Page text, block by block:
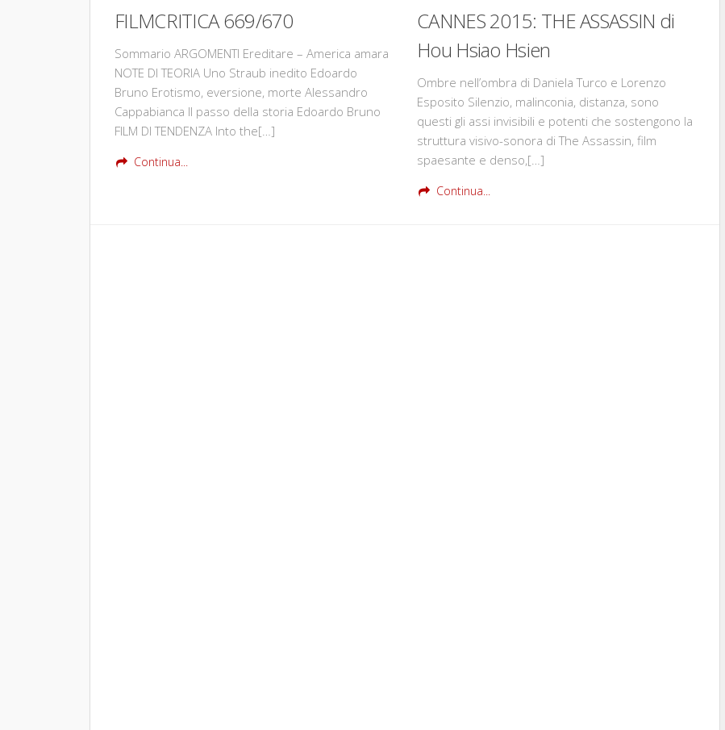
FILMCRITICA 669/670
Sommario ARGOMENTI Ereditare – America amara
NOTE DI TEORIA Uno Straub inedito Edoardo
Bruno Erotismo, eversione, morte Alessandro
Cappabianca Il passo della storia Edoardo Bruno
FILM DI TENDENZA Into the[…]
Continua...
CANNES 2015: THE ASSASSIN di
Hou Hsiao Hsien
Ombre nell’ombra di Daniela Turco e Lorenzo
Esposito Silenzio, malinconia, distanza, sono
questi gli assi invisibili e potenti che sostengono la
struttura visivo-sonora di The Assassin, film
spaesante e denso,[…]
Continua...